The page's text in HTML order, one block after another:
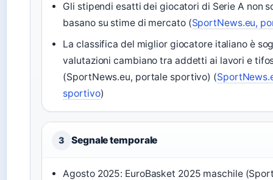
Gli stipendi esatti dei giocatori di Serie A non
basano su stime di mercato (SportNews.eu,
La classifica del miglior giocatore italiano è
valutazioni cambiano tra addetti ai lavori e
(SportNews.eu, portale sportivo) (
sportivo)
3 Segnale temporale
Agosto 2025: EuroBasket 2025 maschile